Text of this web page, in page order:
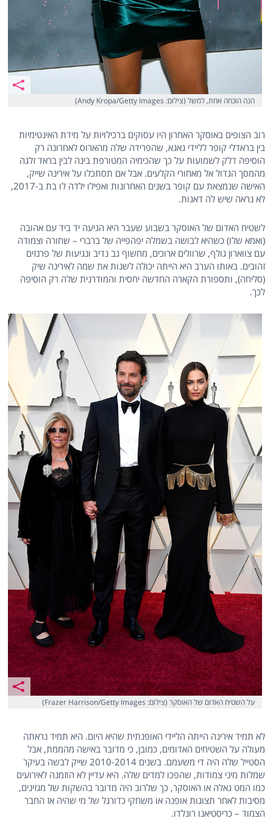
הנה הוכחה אחת, למשל (צילום: Andy Kropa/Getty Images)
רוב הצופים באוסקר האחרון היו עסוקים ברכילויות על מידת האינטימיות
בין בראדלי קופר לליידי גאגא, שהפרידה שלה מהארוס לאחרונה רק
הוסיפה דלק לשמועות על כך שהכימיה המטורפת בינה לבין בראד זלגה
מהמסך הגדול אל מאחורי הקלעים. אבל אם תסתכלו על אירינה שייק,
האישה שנמצאת עם קופר בשנים האחרונות ואפילו ילדה לו בת ב-2017,
לא נראה שיש לה דאגות.
לשטיח האדום של האוסקר בשבוע שעבר היא הגיעה יד ביד עם אהובה
(ואמא שלו) כשהיא לבושה בשמלה יפהפייה של ברברי – שחורה וצמודה
עם צווארון גולף, שרוולים ארוכים, מחשוף גב נדיב ונגיעות של פרנזים
זהובים. באותו הערב היא הייתה יכולה לשנות את שמה לאירינה שיק
(סליחה), ותספורת הקארה החדשה יחסית והמודרנית שלה רק הוסיפה
לכך.
על השטיח האדום של האוסקר (צילום: Frazer Harrison/Getty Images)
לא תמיד אירינה הייתה הליידי האופנתית שהיא היום. היא תמיד נראתה
מעולה על השטיחים האדומים, כמובן, כי מדובר באישה מהממת, אבל
הסטייל שלה היה די משעמם. בשנים 2010-2014 שייק לבשה בעיקר
שמלות מיני צמודות, שהפכו למדים שלה. היא עדיין לא הוזמנה לאירועים
כמו המט גאלה או האוסקר, כך שלרוב היה מדובר בהשקות של מגזינים,
מסיבות לאחר תצוגות אופנה או משחקי כדורגל של מי שהיה אז החבר
הצמוד – כריסטיאנו רונלדו.